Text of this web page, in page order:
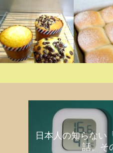
日本人の知らない
話。そ